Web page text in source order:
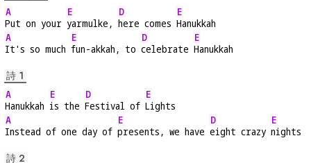
A
Put on your
E
yarmulke,
D
here comes
E
Hanukkah
A
It's so much
E
fun-akkah, to
D
celebrate
E
Hanukkah
詩 1
A
Hanukkah
E
is the
D
Festival of
E
Lights
A
Instead of one day of
E
presents, we have
D
eight crazy
E
nights
詩 2